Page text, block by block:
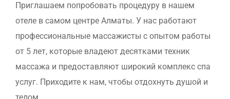
Приглашаем попробовать процедуру в нашем
отеле в самом центре Алматы. У нас работают
профессиональные массажисты с опытом работы
от 5 лет, которые владеют десятками техник
массажа и предоставляют широкий комплекс спа
услуг. Приходите к нам, чтобы отдохнуть душой и